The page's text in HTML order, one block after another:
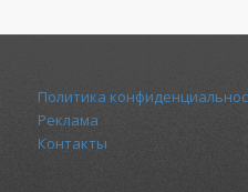
Политика
Реклама
Контакты